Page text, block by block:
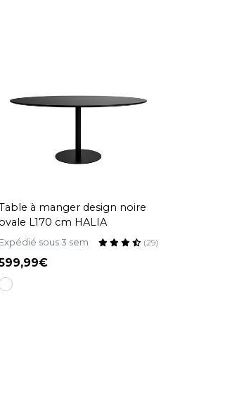
à manger design noire
ovale L170 cm HALIA
Expédié sous 3 sem (29)